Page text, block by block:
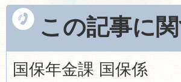
この記事に
国保年金課 国保係